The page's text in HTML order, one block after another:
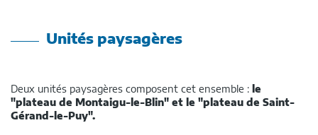
Unités paysagères
Deux unités paysagères composent cet ensemble : le
"plateau de Montaigu-le-Blin" et le "plateau de Saint-
Gérand-le-Puy".